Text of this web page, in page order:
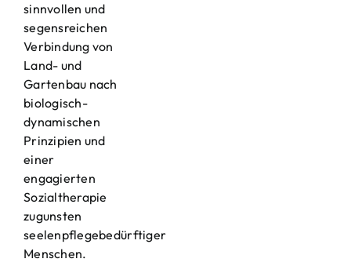
sinnvollen und
segensreichen
Verbindung von
Land- und
Gartenbau nach
biologisch-
dynamischen
Prinzipien und
einer
engagierten
Sozialtherapie
zugunsten
seelenpflegebedürftiger
Menschen.